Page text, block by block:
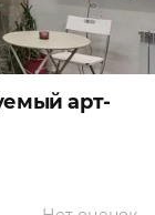
арт-